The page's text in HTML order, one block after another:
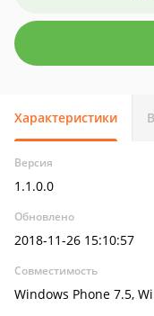
Характеристики
Версия
1.1.0.0
Обновлено
2018-11-26 15:10:57
Совместимость
Windows Phone 7.5,